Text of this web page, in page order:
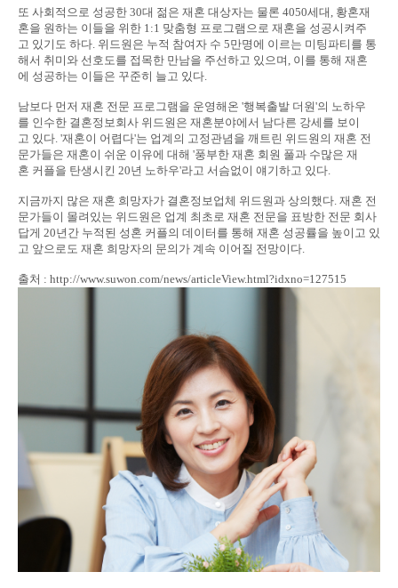
또 사회적으로 성공한 30대 젊은 재혼 대상자는 물론 4050세대, 황혼재
혼을 원하는 이들을 위한 1:1 맞춤형 프로그램으로 재혼을 성공시켜주
고 있기도 하다. 위드원은 누적 참여자 수 5만명에 이르는 미팅파티를 통
해서 취미와 선호도를 접목한 만남을 주선하고 있으며, 이를 통해 재혼
에 성공하는 이들은 꾸준히 늘고 있다.
남보다 먼저 재혼 전문 프로그램을 운영해온 '행복출발 더원'의 노하우
를 인수한 결혼정보회사 위드원은 재혼분야에서 남다른 강세를 보이
고 있다. '재혼이 어렵다'는 업계의 고정관념을 깨트린 위드원의 재혼 전
문가들은 재혼이 쉬운 이유에 대해 '풍부한 재혼 회원 풀과 수많은 재
혼 커플을 탄생시킨 20년 노하우'라고 서슴없이 얘기하고 있다.
지금까지 많은 재혼 희망자가 결혼정보업체 위드원과 상의했다. 재혼 전
문가들이 몰려있는 위드원은 업계 최초로 재혼 전문을 표방한 전문 회사
답게 20년간 누적된 성혼 커플의 데이터를 통해 재혼 성공률을 높이고 있
고 앞으로도 재혼 희망자의 문의가 계속 이어질 전망이다.
출처 : http://www.suwon.com/news/articleView.html?idxno=127515